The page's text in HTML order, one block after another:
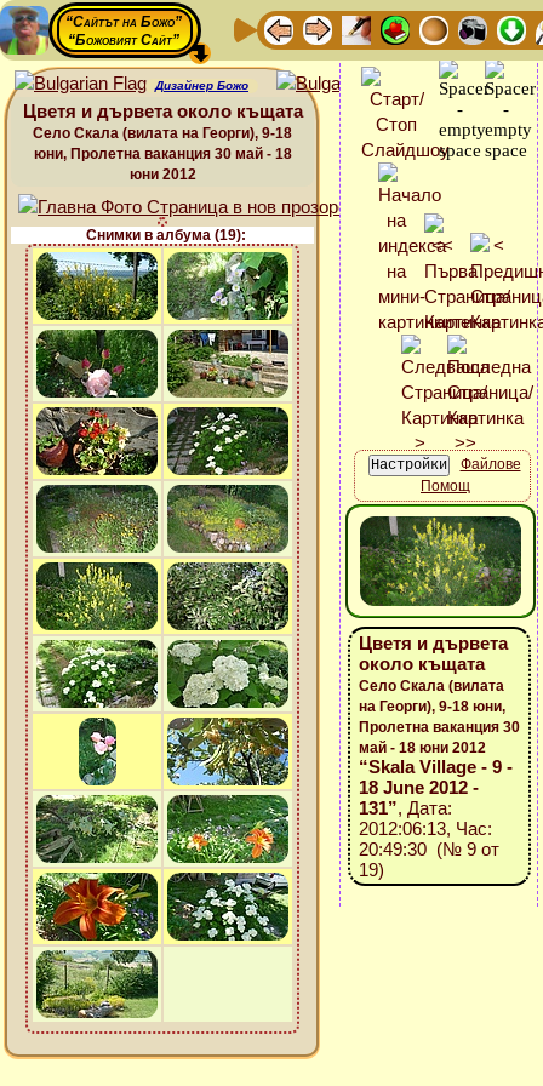
“Сайтът на Божо”
“Божовият Сайт”
Дизайнер Божо
Цветя и дървета около къщата
Село Скала (вилата на Георги), 9-18
юни, Пролетна ваканция 30 май - 18
юни 2012
Снимки в албума (19):
Файлове
Помощ
Цветя и дървета
около къщата
Село Скала (вилата
на Георги), 9-18 юни,
Пролетна ваканция 30
май - 18 юни 2012
“Skala Village - 9 -
18 June 2012 -
131”, Дата:
2012:06:13, Час:
20:49:30 (№ 9 от
19)